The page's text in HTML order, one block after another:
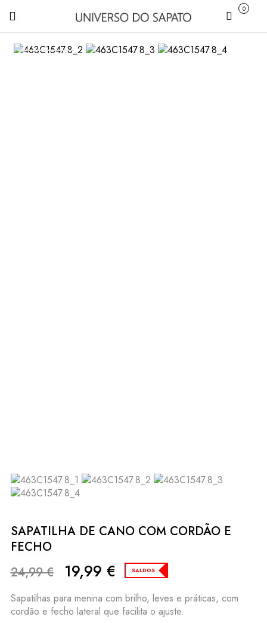
Carrinho
0
SAPATILHA DE CANO COM CORDÃO E
FECHO
24,99€ 19,99 € SALDOS
Sapatilhas para menina com brilho, leves e práticas, com
cordão e fecho lateral que facilita o ajuste.